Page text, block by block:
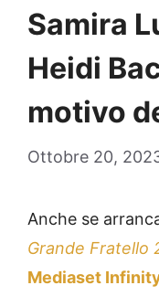
Samira
Heidi
motivo
Ottobre 20,
Anche se
Grande Fratello
Mediaset